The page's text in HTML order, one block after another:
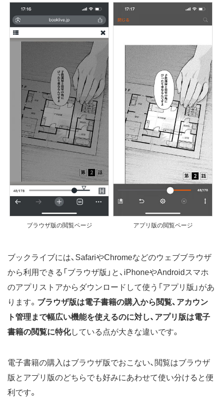
ブラウザ版の閲覧ページ アプリ版の閲覧ページ
ブックライブには、SafariやChromeなどのウェブブラウザ
から利用できる「ブラウザ版」と、iPhoneやAndroidスマホ
のアプリストアからダウンロードして使う「アプリ版」があ
ります。 ブラウザ版は電子書籍の購入から閲覧、アカウン
ト管理まで幅広い機能を使えるのに対し、アプリ版は電子
書籍の閲覧に特化している点が大きな違いです。
電子書籍の購入はブラウザ版でおこない、閲覧はブラウザ
版とアプリ版のどちらでも好みにあわせて使い分けると便
利です。